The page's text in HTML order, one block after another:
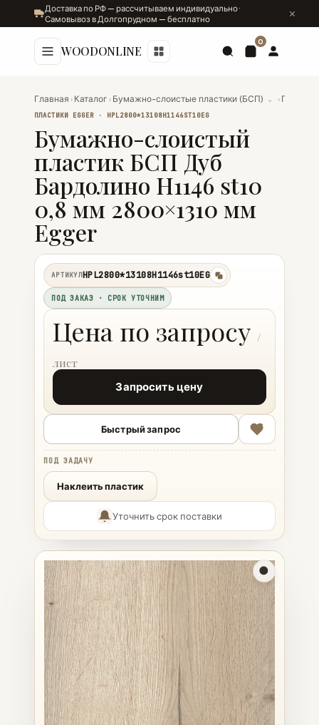
Доставка по РФ — рассчитываем индивидуально ·
Самовывоз в Долгопрудном — бесплатно
WOODONLINE
0
Главная › Каталог › Бумажно-слоистые пластики (БСП) ⌄ ›
ПЛАСТИКИ EGGER · HPL2800*13108Н1146ST10EG
Бумажно-слоистый
пластик БСП Дуб
Бардолино Н1146 st10
0,8 мм 2800×1310 мм
Egger
АРТИКУЛHPL2800*13108Н1146st10EG
копировать
ПОД ЗАКАЗ · СРОК УТОЧНИМ
Цена по запросу
Запросить цену
Быстрый запрос
ПОД ЗАДАЧУ
Наклеить пластик
Уточнить срок поставки